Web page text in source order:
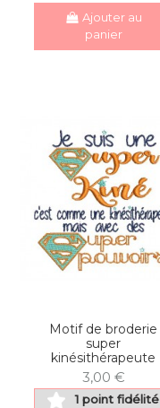
Ajouter au
panier
Motif de broderie
super
kinésithérapeute
3,00 €
1 point fidélité